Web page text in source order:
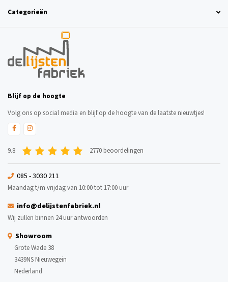
Categorieën
Blijf op de hoogte
Volg ons op social media en blijf op de hoogte van de laatste nieuwtjes!
9.8 2770 beoordelingen
085 - 3030 211
Maandag t/m vrijdag van 10:00 tot 17:00 uur
info@delijstenfabriek.nl
Wij zullen binnen 24 uur antwoorden
Showroom
Grote Wade 38
3439NS Nieuwegein
Nederland